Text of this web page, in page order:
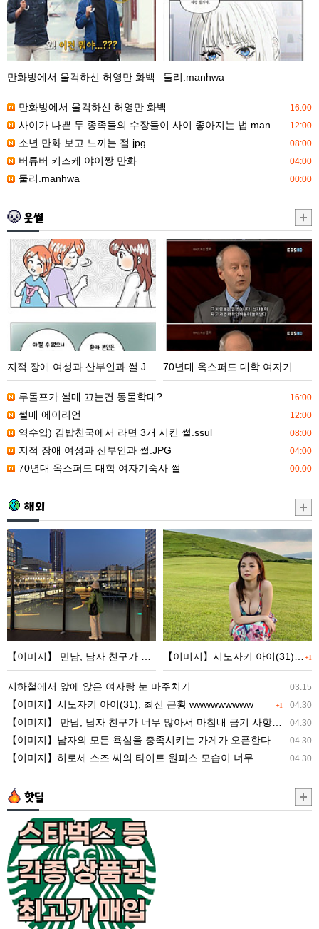
에
서
울
컥
하
만화방에서 울컥하신 허영만 화백 둘리.manhwa
16:00
만화방에서 울컥하신 허영만 화백
12:00
사이가 나쁜 두 종족들의 수장들이 사이 좋아지는 법 manhwa
08:00
소년 만화 보고 느끼는 점.jpg
04:00
버튜버 키즈케 야이짱 만화
00:00
둘리.manhwa
웃썰
지
적
장
애
과
산
지적 장애 여성과 산부인과 썰.JPG
년
드
대
70년대 옥스퍼드 대학 여자기숙사 썰
16:00
루돌프가 썰매 끄는건 동물학대?
12:00
썰매 에이리언
08:00
역수입) 김밥천국에서 라면 3개 시킨 썰.ssul
04:00
지적 장애 여성과 산부인과 썰.JPG
00:00
70년대 옥스퍼드 대학 여자기숙사 썰
해외
【이
미
지】
만
남,
남
자
친
가
너
무
많
서
마
내
금
기
사
【이미지】 만남, 남자 친구가 너무 많아서 마침내 금기 사항을 저지른 ww
【이
미
지】
시
노
자
키
아
+1
【이미지】시노자키 아이(31), 최신 근황 wwwwwwwww
03.15
지하철에서 앞에 앉은 여자랑 눈 마주치기
+1 04.30
【이미지】시노자키 아이(31), 최신 근황 wwwwwwwww
04.30
【이미지】 만남, 남자 친구가 너무 많아서 마침내 금기 사항을 저지른 ww
04.30
【이미지】남자의 모든 욕심을 충족시키는 가게가 오픈한다
04.30
【이미지】히로세 스즈 씨의 타이트 원피스 모습이 너무
핫딜
타
벅
스
교